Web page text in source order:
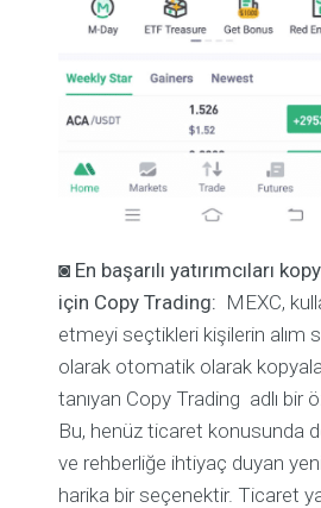
◙ En başarılı yatırımcıları
için Copy Trading: MEXC,
etmeyi seçtikleri kişilerin alım
olarak otomatik olarak
tanıyan Copy Trading adlı bir
Bu, henüz ticaret konusunda
ve rehberliğe ihtiyaç duyan
harika bir seçenektir. Ticaret